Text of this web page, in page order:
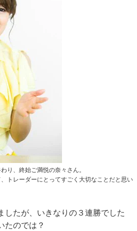
り、終始ご満悦の奈々さん。
トレーダーにとってすごく大切なことだと思い
たが、いきなりの３連勝でした
たのでは？